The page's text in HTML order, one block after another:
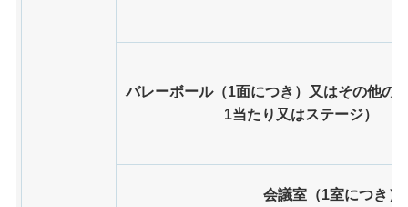
バレーボール（1面につき）又はその他の
1当たり又はステージ）
会議室（1室につき）